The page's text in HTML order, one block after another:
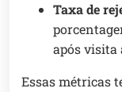
Taxa de
após visita
Essas métricas